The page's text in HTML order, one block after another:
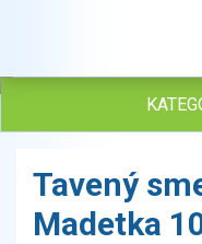
Vejce
Mléko
Tavený
Madetka